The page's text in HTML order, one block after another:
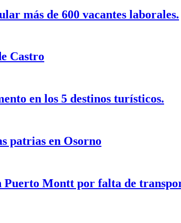
más de 600 vacantes laborales.
Castro
en los 5 destinos turísticos.
patrias en Osorno
Puerto Montt por falta de